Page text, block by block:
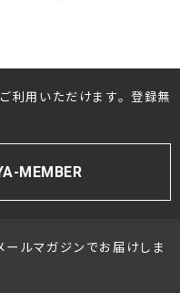
利用いただけます。登録無
MEMBER
ルマガジンでお届けしま